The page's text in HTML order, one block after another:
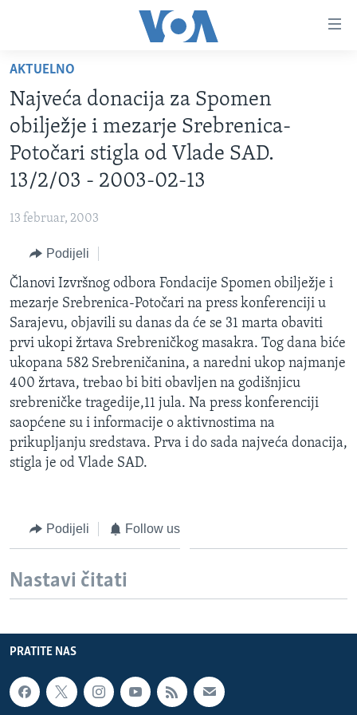
glavni
sadržaj
Pređi
na
glavnu
navigaciju
na
TV PROGRAM
VIDEO
FOTOGRAFIJE DANA
VIJESTI
SVIJET
SPECIJALNI PROJEKTI
KORUPCIJA
SLOBODA MEDIJA
ŽENSKA STRANA
IZBJEGLIČKA STRANA
MAGAZIN
O GLASU AMERIKE
Learning English
AKTUELNO
Najveća donacija za Spomen
obilježje i mezarje Srebrenica-
Potočari stigla od Vlade SAD.
13/2/03 - 2003-02-13
13 februar, 2003
Podijeli
Članovi Izvršnog odbora Fondacije Spomen obilježje i
mezarje Srebrenica-Potočari na press konferenciji u
Sarajevu, objavili su danas da će se 31 marta obaviti
prvi ukopi žrtava Srebreničkog masakra. Tog dana biće
ukopana 582 Srebreničanina, a naredni ukop najmanje
400 žrtava, trebao bi biti obavljen na godišnjicu
srebreničke tragedije,11 jula. Na press konferenciji
saopćene su i informacije o aktivnostima na
prikupljanju sredstava. Prva i do sada najveća donacija,
stigla je od Vlade SAD.
Podijeli Follow us
Nastavi čitati
PRATITE NAS